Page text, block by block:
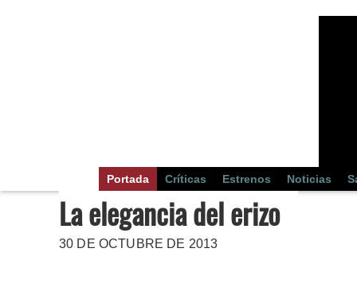
Portada Críticas Estrenos Noticias
La elegancia del erizo
30 DE OCTUBRE DE 2013